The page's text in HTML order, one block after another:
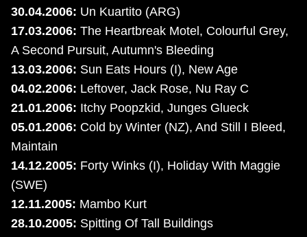
30.04.2006: Un Kuartito (ARG)
17.03.2006: The Heartbreak Motel, Colourful Grey,
A Second Pursuit, Autumn's Bleeding
13.03.2006: Sun Eats Hours (I), New Age
04.02.2006: Leftover, Jack Rose, Nu Ray C
21.01.2006: Itchy Poopzkid, Junges Glueck
05.01.2006: Cold by Winter (NZ), And Still I Bleed,
Maintain
14.12.2005: Forty Winks (I), Holiday With Maggie
(SWE)
12.11.2005: Mambo Kurt
28.10.2005: Spitting Of Tall Buildings